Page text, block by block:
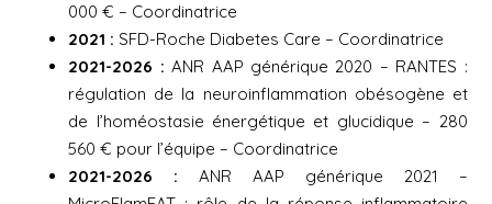
000 € – Coordinatrice
2021 : SFD-Roche Diabetes Care – Coordinatrice
2021-2026 : ANR AAP générique 2020 – RANTES :
régulation de la neuroinflammation obésogène et
de l’homéostasie énergétique et glucidique – 280
560 € pour l’équipe – Coordinatrice
2021-2026 : ANR AAP générique 2021 –